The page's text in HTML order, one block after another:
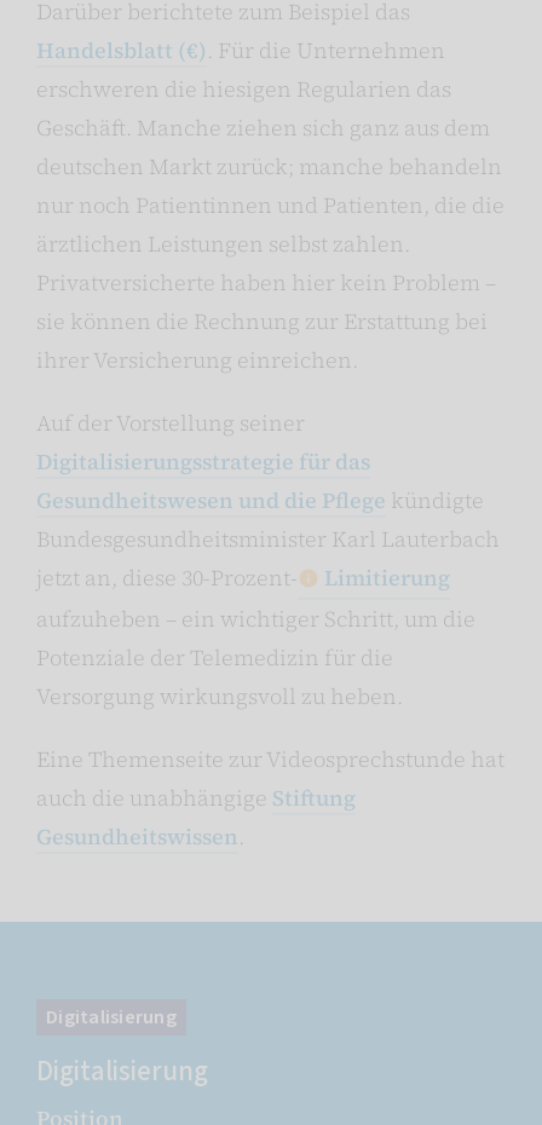
Darüber berichtete zum Beispiel das
Handelsblatt (€). Für die Unternehmen
erschweren die hiesigen Regularien das
Geschäft. Manche ziehen sich ganz aus dem
deutschen Markt zurück; manche behandeln
nur noch Patientinnen und Patienten, die die
ärztlichen Leistungen selbst zahlen.
Privatversicherte haben hier kein Problem –
sie können die Rechnung zur Erstattung bei
ihrer Versicherung einreichen.
Auf der Vorstellung seiner
Digitalisierungsstrategie für das
Gesundheitswesen und die Pflege kündigte
Bundesgesundheitsminister Karl Lauterbach
jetzt an, diese 30-Prozent-
Limitierung
aufzuheben – ein wichtiger Schritt, um die
Potenziale der Telemedizin für die
Versorgung wirkungsvoll zu heben.
Eine Themenseite zur Videosprechstunde hat
auch die unabhängige Stiftung
Gesundheitswissen.
Digitalisierung
Digitalisierung
Position